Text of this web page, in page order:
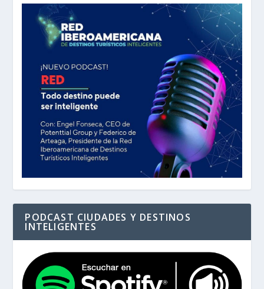
PODCAST CIUDADES Y DESTINOS
INTELIGENTES